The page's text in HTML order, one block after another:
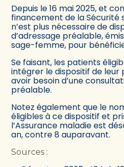
Depuis le 16 mai 2025, et
financement de la Sécurité
n’est plus nécessaire de
d’adressage préalable,
sage-femme, pour
Se faisant, les patients
intégrer le dispositif de leur
avoir besoin d’une
préalable.
Notez également que le
éligibles à ce dispositif et
l’Assurance maladie est
an, contre 8 auparavant.
Sources :